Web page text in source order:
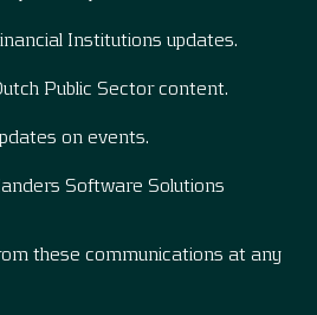
Institutions updates.
Public Sector content.
on events.
Software Solutions
these communications at any